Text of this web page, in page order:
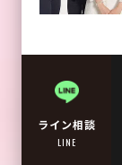
ライン相談
LINE